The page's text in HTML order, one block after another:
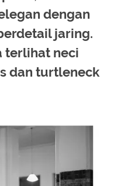
dengan
jaring.
terlihat neci
dan turtleneck